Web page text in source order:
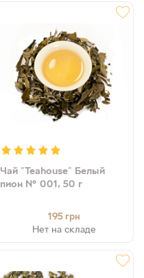
Чай "Teahouse" Белый
пион № 001, 50 г
195 грн
Нет на складе